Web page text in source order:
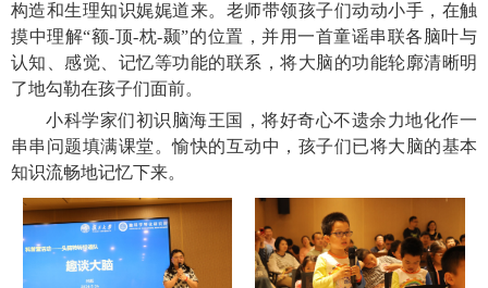
构造和生理知识娓娓道来。老师带领孩子们动动小手，在触
摸中理解“额-顶-枕-颞”的位置，并用一首童谣串联各脑叶与
认知、感觉、记忆等功能的联系，将大脑的功能轮廓清晰明
了地勾勒在孩子们面前。
小科学家们初识脑海王国，将好奇心不遗余力地化作一
串串问题填满课堂。愉快的互动中，孩子们已将大脑的基本
知识流畅地记忆下来。